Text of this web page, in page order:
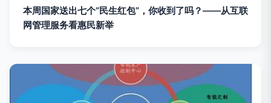
本周国家送出七个“民生红包”，你收到了吗？——从互联
网管理服务看惠民新举